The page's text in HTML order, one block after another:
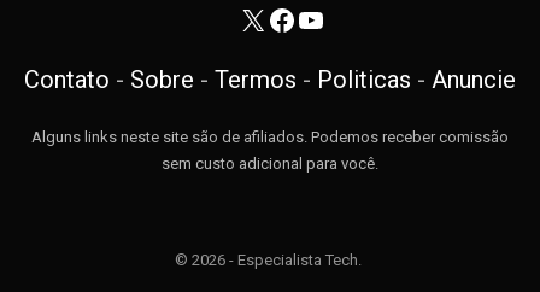
X Facebook
Youtube
Contato - Sobre - Termos - Politicas - Anuncie
Alguns links neste site são de afiliados. Podemos receber comissão
sem custo adicional para você.
© 2026 - Especialista Tech.